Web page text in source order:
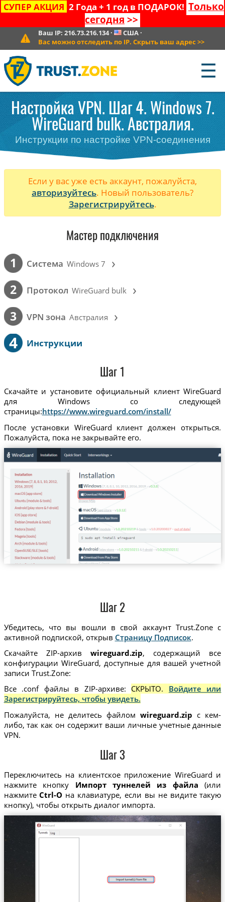
СУПЕР АКЦИЯ 2 Года + 1 год в ПОДАРОК! Только
сегодня >>
Ваш IP: 216.73.216.134· США·
Вас можно отследить по IP. Скрыть ваш адрес >>
☰
Настройка VPN. Шаг 4. Windows 7.
WireGuard bulk. Австралия.
Инструкции по настройке VPN-соединения
Если у вас уже есть аккаунт, пожалуйста,
авторизуйтесь. Новый пользователь?
Зарегистрируйтесь.
Мастер подключения
1 Cистема Windows 7 ›
2 Протокол WireGuard bulk ›
3 VPN зона Австралия ›
4 Инструкции
Шаг 1
Скачайте и установите официальный клиент WireGuard
для Windows со следующей
страницы:https://www.wireguard.com/install/
После установки WireGuard клиент должен открыться.
Пожалуйста, пока не закрывайте его.
Шаг 2
Убедитесь, что вы вошли в свой аккаунт Trust.Zone с
активной подпиской, открыв Страницу Подписок.
Скачайте ZIP-архив wireguard.zip, содержащий все
конфигурации WireGuard, доступные для вашей учетной
записи Trust.Zone:
Все .conf файлы в ZIP-архиве: СКРЫТО. Войдите или
Зарегистрируйтесь, чтобы увидеть.
Пожалуйста, не делитесь файломwireguard.zip с кем-
либо, так как он содержит ваши личные учетные данные
VPN.
Шаг 3
Переключитесь на клиентское приложение WireGuard и
нажмите кнопку Импорт туннелей из файла (или
нажмитеCtrl-O на клавиатуре, если вы не видите такую
кнопку), чтобы открыть диалог импорта.